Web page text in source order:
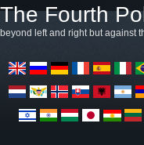
The Fourth
beyond left and right but against